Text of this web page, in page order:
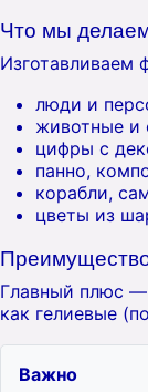
Что мы
люди и
животные и
цифры с
панно,
корабли,
цветы из
Главный плюс —
как гелиевые
Важно